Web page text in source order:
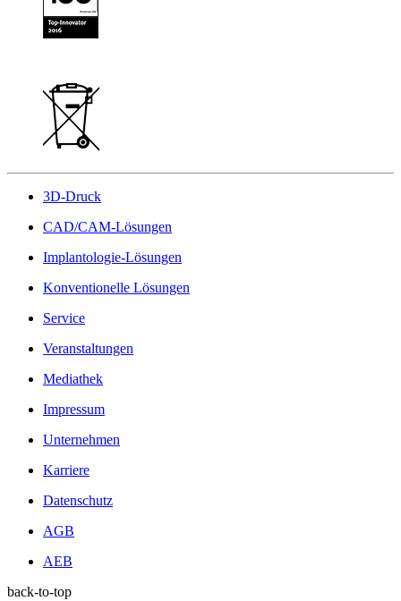
3D-Druck
CAD/CAM-Lösungen
Implantologie-Lösungen
Konventionelle Lösungen
Service
Veranstaltungen
Mediathek
Impressum
Unternehmen
Karriere
Datenschutz
AGB
AEB
back-to-top